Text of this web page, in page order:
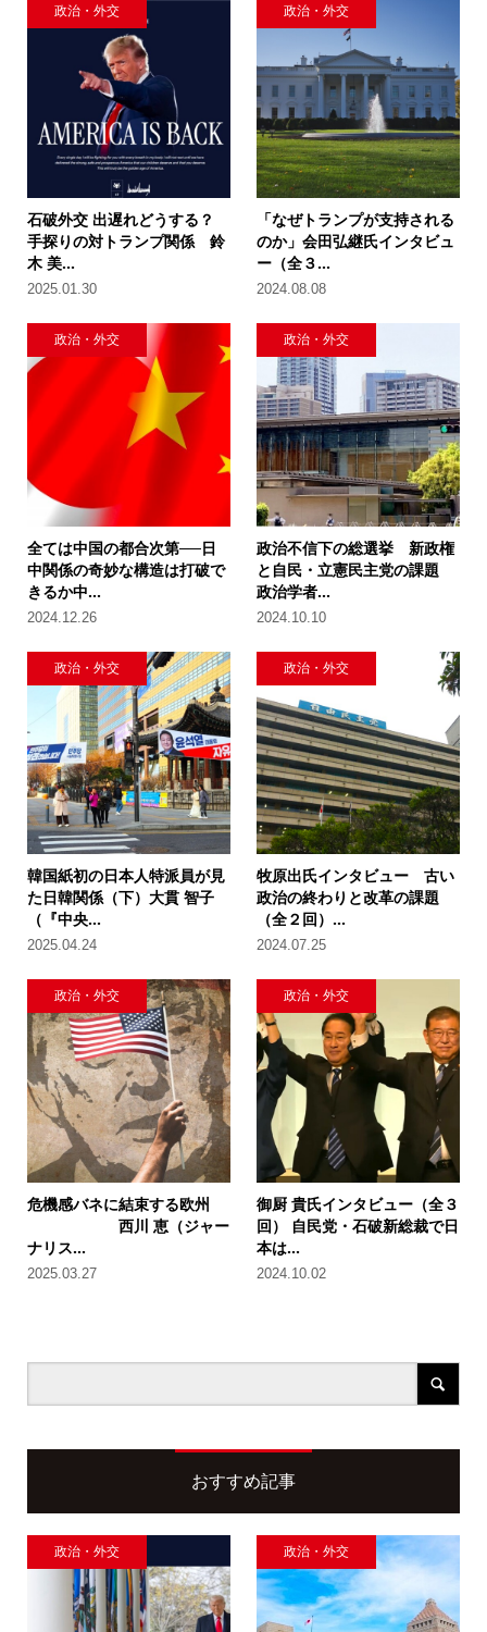
政治・外交
石破外交 出遅れどうする？
手探りの対トランプ関係 鈴
木 美...
2025.01.30
政治・外交
「なぜトランプが支持される
のか」会田弘継氏インタビュ
ー（全３...
2024.08.08
政治・外交
全ては中国の都合次第──日
中関係の奇妙な構造は打破で
きるか中...
2024.12.26
政治・外交
政治不信下の総選挙 新政権
と自民・立憲民主党の課題
政治学者...
2024.10.10
政治・外交
韓国紙初の日本人特派員が見
た日韓関係（下）大貫 智子
（『中央...
2025.04.24
政治・外交
牧原出氏インタビュー 古い
政治の終わりと改革の課題
（全２回）...
2024.07.25
政治・外交
危機感バネに結束する欧州
西川 恵（ジャー
ナリス...
2025.03.27
政治・外交
御厨 貴氏インタビュー（全３
回） 自民党・石破新総裁で日
本は...
2024.10.02
おすすめ記事
政治・外交 政治・外交